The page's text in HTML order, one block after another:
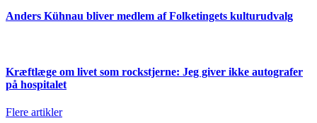
Anders Kühnau bliver medlem af Folketingets kulturudvalg
Kræftlæge om livet som rockstjerne: Jeg giver ikke autografer
på hospitalet
Flere artikler